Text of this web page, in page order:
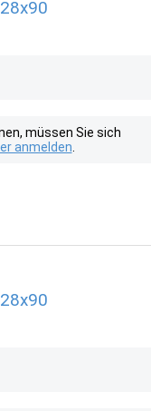
müssen Sie sich
anmelden